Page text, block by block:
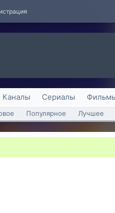
Каналы Сериалы
Популярное Лучшее